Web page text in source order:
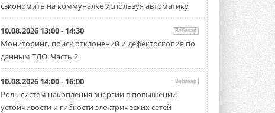
сэкономить на коммуналке используя автоматику
10.08.2026 13:00 - 14:30 Вебинар
Мониторинг, поиск отклонений и дефектоскопия по
данным ТЛО. Часть 2
10.08.2026 14:00 - 16:00 Вебинар
Роль систем накопления энергии в повышении
устойчивости и гибкости электрических сетей